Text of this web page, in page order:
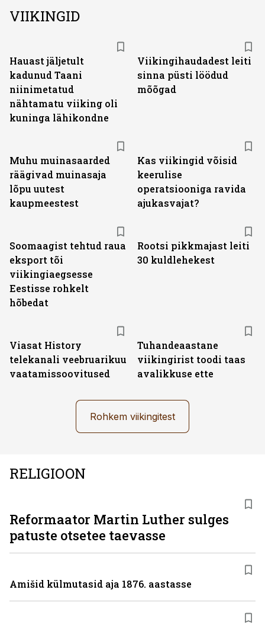
VIIKINGID
Hauast jäljetult
kadunud Taani
niinimetatud
nähtamatu viiking oli
kuninga lähikondne
Viikingihaudadest leiti
sinna püsti löödud
mõõgad
Muhu muinasaarded
räägivad muinasaja
lõpu uutest
kaupmeestest
Kas viikingid võisid
keerulise
operatsiooniga ravida
ajukasvajat?
Soomaagist tehtud raua
eksport tõi
viikingiaegsesse
Eestisse rohkelt
hõbedat
Rootsi pikkmajast leiti
30 kuldlehekest
Viasat History
telekanali veebruarikuu
vaatamissoovitused
Tuhandeaastane
viikingirist toodi taas
avalikkuse ette
Rohkem viikingitest
RELIGIOON
Reformaator Martin Luther sulges
patuste otsetee taevasse
Amišid külmutasid aja 1876. aastasse